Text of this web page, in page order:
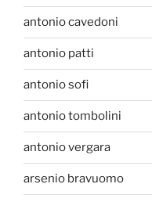
antonio cavedoni
antonio patti
antonio sofi
antonio tombolini
antonio vergara
arsenio bravuomo